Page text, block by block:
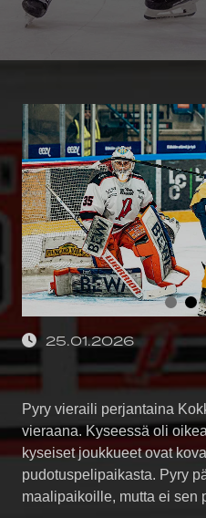
25.01.2026
Pyry vieraili perjantaina
vieraana. Kyseessä oli
kyseiset joukkueet ovat
pudotuspelipaikasta. Pyry
maalipaikoille, mutta ei sen